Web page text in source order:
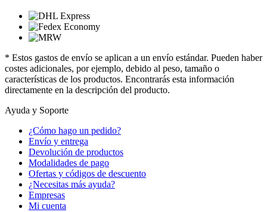
* Estos gastos de envío se aplican a un envío estándar. Pueden haber
costes adicionales, por ejemplo, debido al peso, tamaño o
características de los productos. Encontrarás esta información
directamente en la descripción del producto.
Ayuda y Soporte
¿Cómo hago un pedido?
Envío y entrega
Devolución de productos
Modalidades de pago
Ofertas y códigos de descuento
¿Necesitas más ayuda?
Empresas
Mi cuenta